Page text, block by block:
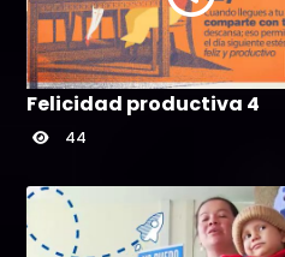
Felicidad productiva 4
44